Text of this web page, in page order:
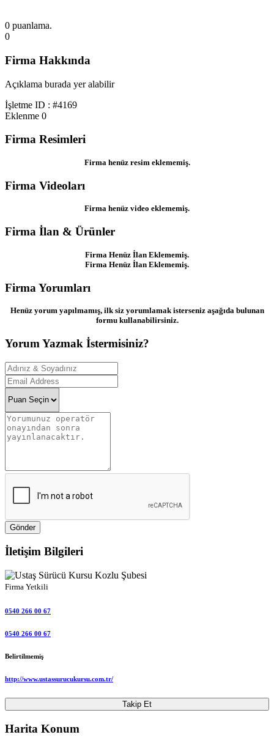
0 puanlama.
0
Firma Hakkında
Açıklama burada yer alabilir
İşletme ID : #4169
Eklenme 0
Firma Resimleri
Firma henüz resim eklememiş.
Firma Videoları
Firma henüz video eklememiş.
Firma İlan & Ürünler
Firma Henüz İlan Eklememiş.
Firma Henüz İlan Eklememiş.
Firma Yorumları
Henüz yorum yapılmamış, ilk siz yorumlamak isterseniz aşağıda bulunan
formu kullanabilirsiniz.
Yorum Yazmak İstermisiniz?
Gönder
İletişim Bilgileri
Firma Yetkili
0540 266 00 67
0540 266 00 67
Belirtilmemiş
http://www.ustassurucukursu.com.tr/
Takip Et
Harita Konum